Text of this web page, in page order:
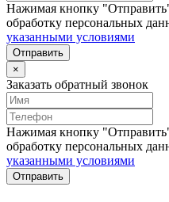
Нажимая кнопку
обработку персональных
указанными условиями
Отправить
×
Заказать обратный звонок
Нажимая кнопку
обработку персональных
указанными условиями
Отправить